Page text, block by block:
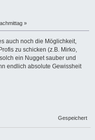
»
auch noch die Möglichkeit,
zu schicken (z.B. Mirko,
ein Nugget sauber und
endlich absolute Gewissheit
Gespeichert